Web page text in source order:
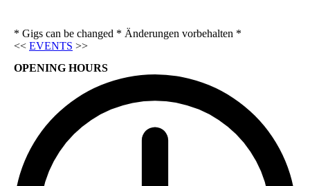
* Gigs can be changed * Änderungen vorbehalten *
<< EVENTS >>
OPENING HOURS